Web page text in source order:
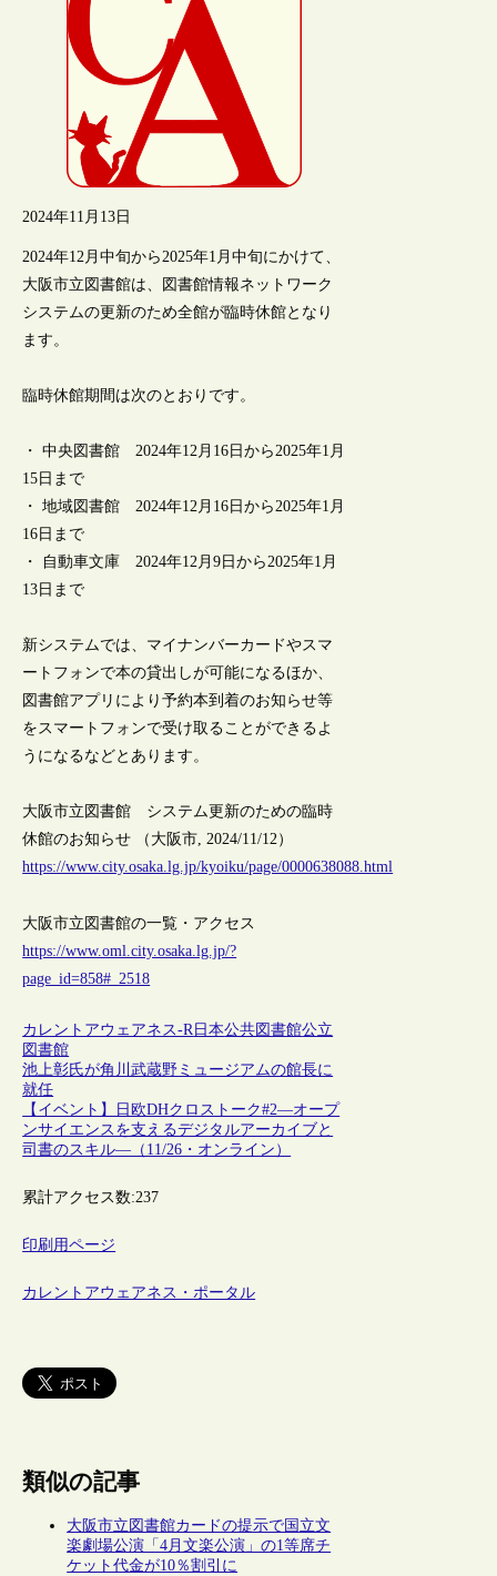
2024年11月13日
2024年12月中旬から2025年1月中旬にかけて、
大阪市立図書館は、図書館情報ネットワーク
システムの更新のため全館が臨時休館となり
ます。
臨時休館期間は次のとおりです。
・ 中央図書館 2024年12月16日から2025年1月
15日まで
・ 地域図書館 2024年12月16日から2025年1月
16日まで
・ 自動車文庫 2024年12月9日から2025年1月
13日まで
新システムでは、マイナンバーカードやスマ
ートフォンで本の貸出しが可能になるほか、
図書館アプリにより予約本到着のお知らせ等
をスマートフォンで受け取ることができるよ
うになるなどとあります。
大阪市立図書館 システム更新のための臨時
休館のお知らせ （大阪市, 2024/11/12）
https://www.city.osaka.lg.jp/kyoiku/page/0000638088.html
大阪市立図書館の一覧・アクセス
https://www.oml.city.osaka.lg.jp/?
page_id=858#_2518
カレントアウェアネス-R 日本公共図書館公立
図書館
池上彰氏が角川武蔵野ミュージアムの館長に
就任
【イベント】日欧DHクロストーク#2―オープ
ンサイエンスを支えるデジタルアーカイブと
司書のスキル―（11/26・オンライン）
累計アクセス数:237
印刷用ページ
カレントアウェアネス・ポータル
類似の記事
大阪市立図書館カードの提示で国立文
楽劇場公演「4月文楽公演」の1等席チ
ケット代金が10％割引に